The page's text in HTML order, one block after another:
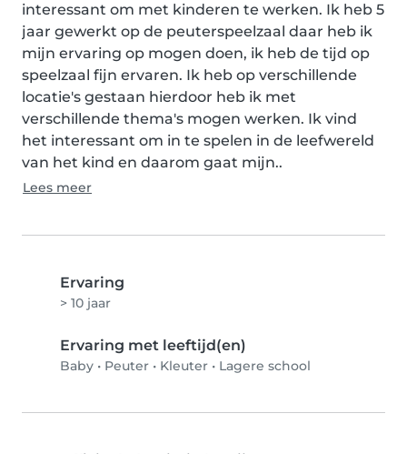
interessant om met kinderen te werken. Ik heb 5
jaar gewerkt op de peuterspeelzaal daar heb ik
mijn ervaring op mogen doen, ik heb de tijd op
speelzaal fijn ervaren. Ik heb op verschillende
locatie's gestaan hierdoor heb ik met
verschillende thema's mogen werken. Ik vind
het interessant om in te spelen in de leefwereld
van het kind en daarom gaat mijn..
Lees meer
Ervaring
> 10 jaar
Ervaring met leeftijd(en)
Baby • Peuter • Kleuter • Lagere school